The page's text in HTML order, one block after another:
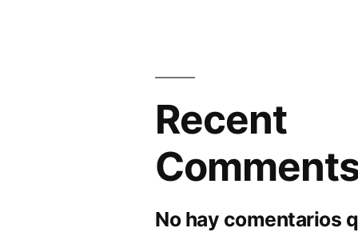
Recent
No hay comentarios